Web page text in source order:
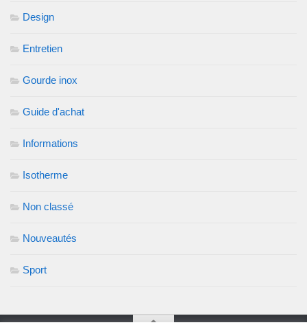
Design
Entretien
Gourde inox
Guide d'achat
Informations
Isotherme
Non classé
Nouveautés
Sport